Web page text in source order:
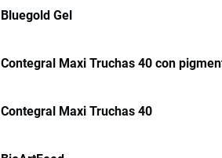
Bluegold Gel
Contegral Maxi Truchas 40 con
Contegral Maxi Truchas 40